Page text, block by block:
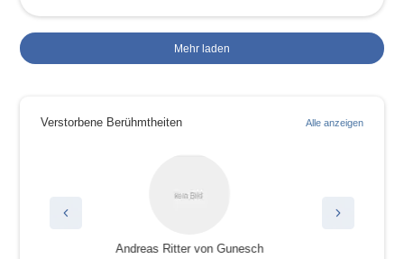
Mehr laden
Verstorbene Berühmtheiten Alle anzeigen
Toni Morrison